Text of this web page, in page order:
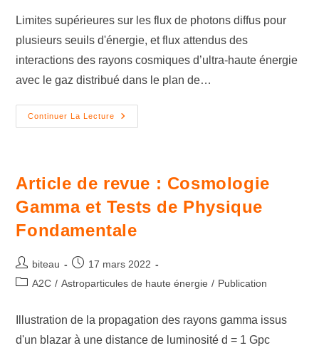
Limites supérieures sur les flux de photons diffus pour
plusieurs seuils d'énergie, et flux attendus des
interactions des rayons cosmiques d’ultra-haute énergie
avec le gaz distribué dans le plan de…
Continuer La Lecture
Article de revue : Cosmologie
Gamma et Tests de Physique
Fondamentale
biteau
17 mars 2022
A2C / Astroparticules de haute énergie / Publication
Illustration de la propagation des rayons gamma issus
d'un blazar à une distance de luminosité d = 1 Gpc